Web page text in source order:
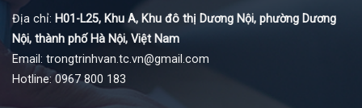
Địa chỉ: H01-L25, Khu A, Khu đô thị Dương Nội, phường Dương
Nội, thành phố Hà Nội, Việt Nam
Email: trongtrinhvan.tc.vn@gmail.com
Hotline: 0967 800 183